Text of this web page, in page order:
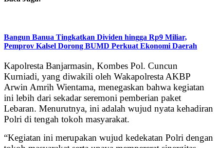
Bangun Banua Tingkatkan Dividen hingga Rp9 Miliar,
Pemprov Kalsel Dorong BUMD Perkuat Ekonomi Daerah
Kapolresta Banjarmasin, Kombes Pol. Cuncun
Kurniadi, yang diwakili oleh Wakapolresta AKBP
Arwin Amrih Wientama, menegaskan bahwa kegiatan
ini lebih dari sekadar seremoni pemberian paket
Lebaran. Menurutnya, ini adalah wujud nyata kehadiran
Polri di tengah tokoh masyarakat.
“Kegiatan ini merupakan wujud kedekatan Polri dengan